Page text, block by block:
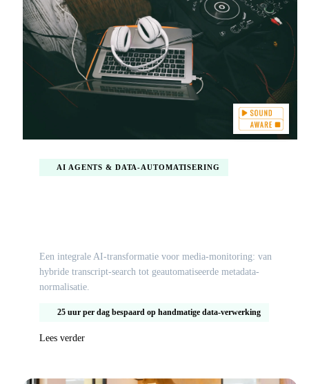
AI AGENTS & DATA-AUTOMATISERING
Een integrale AI-transformatie voor media-monitoring: van
hybride transcript-search tot geautomatiseerde metadata-
normalisatie.
25 uur per dag bespaard op handmatige data-verwerking
Lees verder